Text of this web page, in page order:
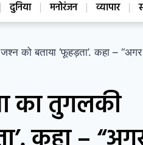
दुनिया मनोरंजन व्यापार
बताया ‘फूहड़ता’. कहा –
का तुगलकी